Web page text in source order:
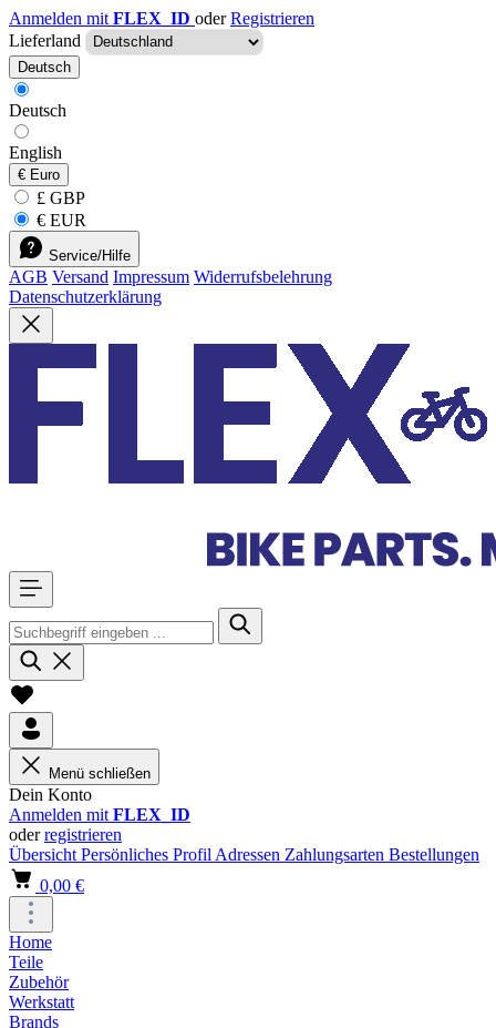
Anmelden mit FLEX_ID oder Registrieren
Lieferland
Deutsch
Deutsch
English
€ Euro
£ GBP
€ EUR
Service/Hilfe
AGB Versand Impressum Widerrufsbelehrung
Datenschutzerklärung
Menü schließen
Dein Konto
Anmelden mit FLEX_ID
oderregistrieren
Übersicht Persönliches Profil Adressen Zahlungsarten Bestellungen
0,00 €
Home
Teile
Zubehör
Werkstatt
Brands